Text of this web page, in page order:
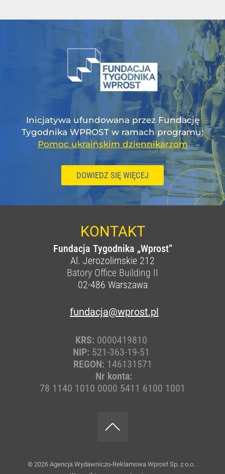
Inicjatywa ufundowana przez Fundację
Tygodnika WPROST w ramach programu:
Pomoc ukraińskim dziennikarzom
DOWIEDZ SIĘ WIĘCEJ
KONTAKT
Fundacja Tygodnika „Wprost”
Al. Jerozolimskie 212
Batory Office Building II
02-486 Warszawa
fundacja@wprost.pl
KRS: 0000419810
NIP: 521-363-19-51
REGON: 146131571
Nr konta:
78 1140 1010 0000 5411 6100 1001
© 2026 Agencja Wydawniczo-Reklamowa Wprost Sp. z o.o. .